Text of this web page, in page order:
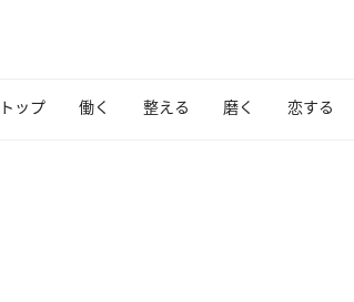
トップ 働く 整える 磨く 恋する